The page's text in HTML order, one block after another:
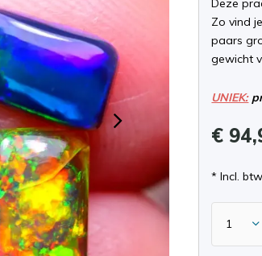
Deze
Zo vind
paars
gewicht
UNIEK:
€
* Incl.